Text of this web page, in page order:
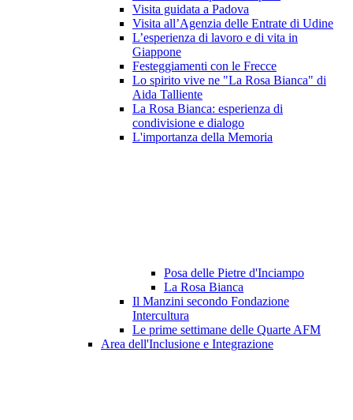
Visita guidata a Padova
Visita all’Agenzia delle Entrate di Udine
L’esperienza di lavoro e di vita in
Giappone
Festeggiamenti con le Frecce
Lo spirito vive ne "La Rosa Bianca" di
Aida Talliente
La Rosa Bianca: esperienza di
condivisione e dialogo
L'importanza della Memoria
Posa delle Pietre d'Inciampo
La Rosa Bianca
Il Manzini secondo Fondazione
Intercultura
Le prime settimane delle Quarte AFM
Area dell'Inclusione e Integrazione